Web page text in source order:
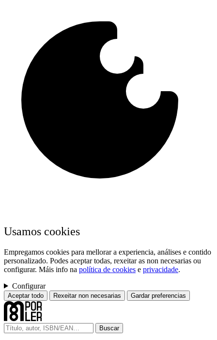
Usamos cookies
Empregamos cookies para mellorar a experiencia, análises e contido
personalizado. Podes aceptar todas, rexeitar as non necesarias ou
configurar. Máis info na política de cookies e privacidade.
Configurar
Aceptar todo Rexeitar non necesarias Gardar preferencias
Buscar